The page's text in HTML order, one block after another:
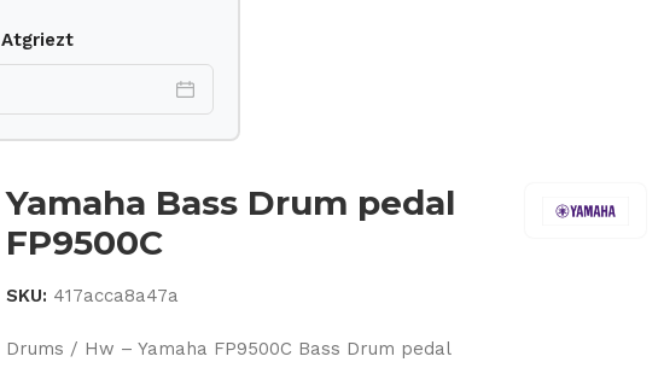
Atgriezt
Yamaha Bass Drum pedal
FP9500C
SKU: 417acca8a47a
Drums / Hw – Yamaha FP9500C Bass Drum pedal